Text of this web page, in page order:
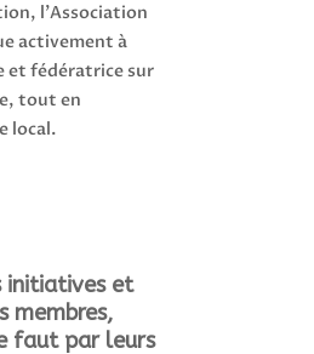
l’Association
activement à
et fédératrice sur
tout en
local.
initiatives et
membres,
faut par leurs